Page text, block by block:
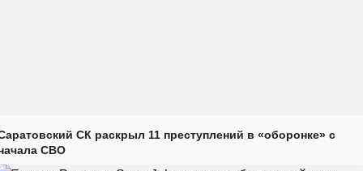
СК раскрыл 11 преступлений в «оборонке» с
СВО